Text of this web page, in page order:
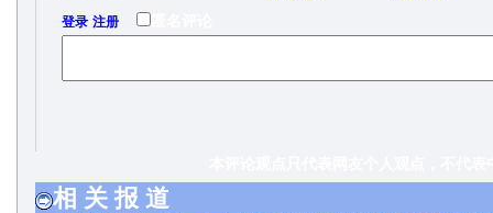
登录/ 注册 匿名评论
相 关 报 道